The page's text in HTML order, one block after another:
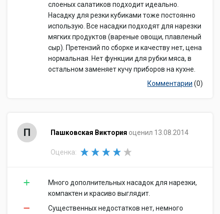
слоеных салатиков подходит идеально.
Насадку для резки кубиками тоже постоянно
использую. Все насадки подходят для нарезки
мягких продуктов (вареные овощи, плавленый
сыр). Претензий по сборке и качеству нет, цена
нормальная. Нет функции для рубки мяса, в
остальном заменяет кучу приборов на кухне.
Комментарии (0)
П Пашковская Виктория оценил 13.08.2014
Оценка:
Много дополнительных насадок для нарезки,
компактен и красиво выглядит.
Существенных недостатков нет, немного